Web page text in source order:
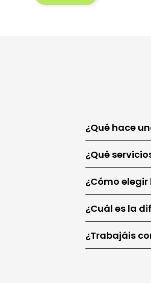
¿Qué hace
¿Qué
¿Cómo
¿Cuál es la
¿Trabajáis